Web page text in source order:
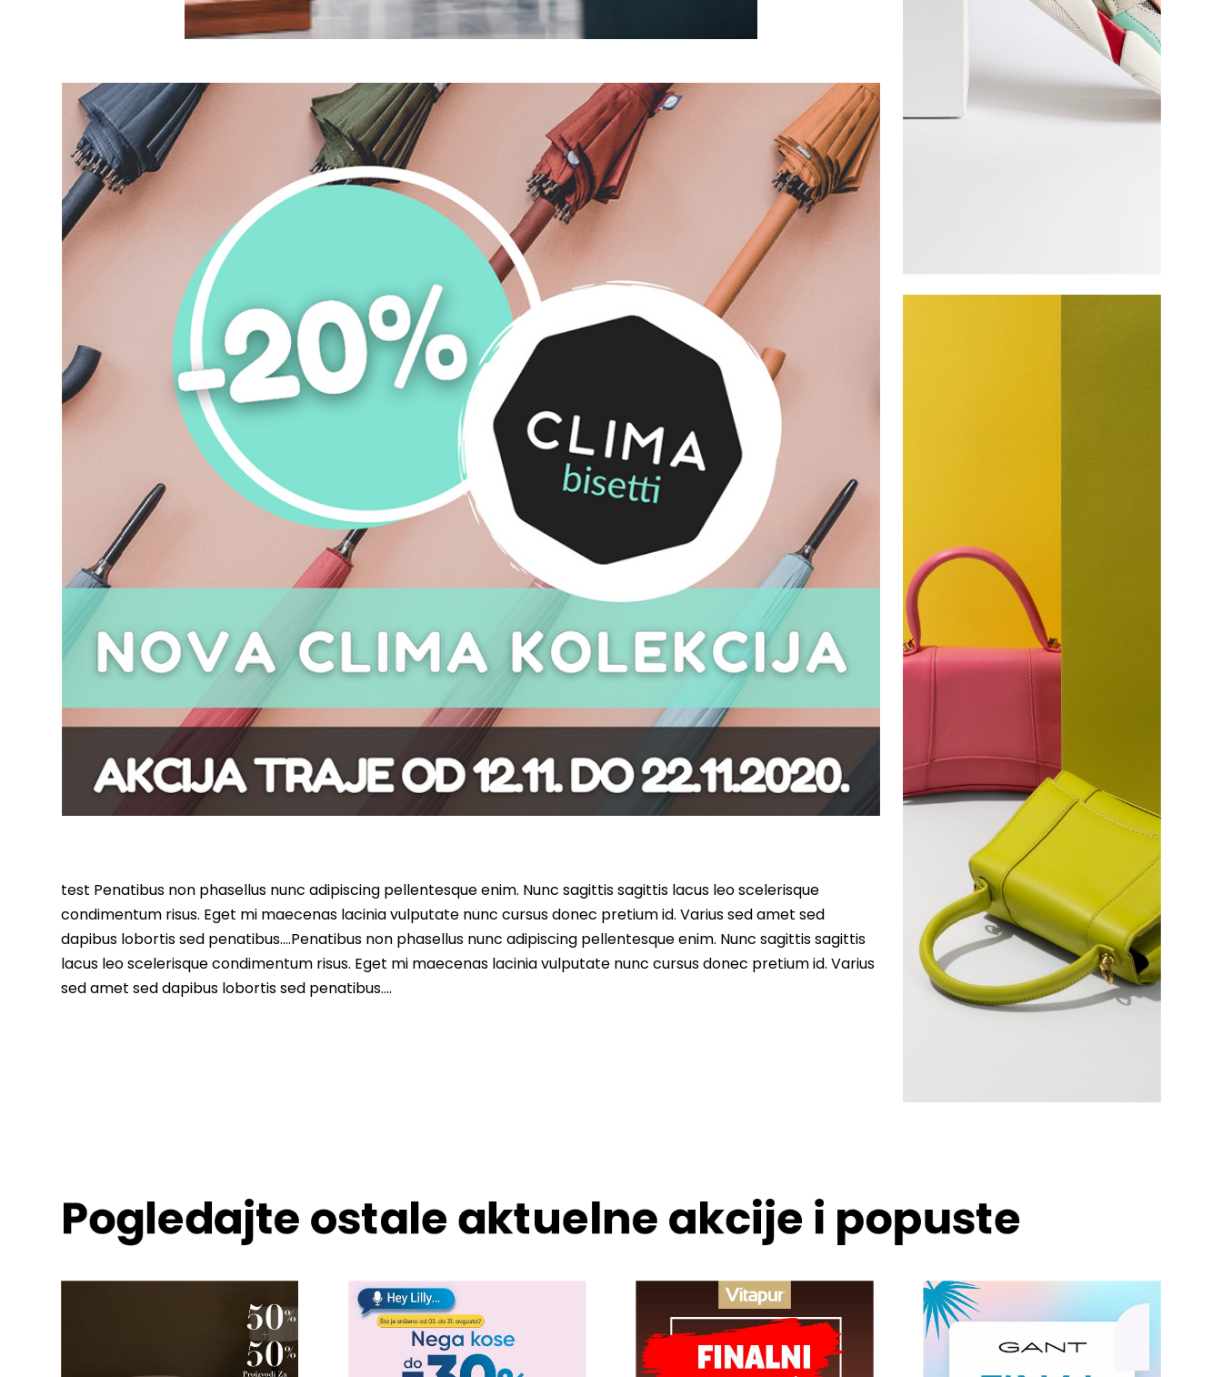
test Penatibus non phasellus nunc adipiscing pellentesque enim. Nunc sagittis sagittis lacus leo scelerisque
condimentum risus. Eget mi maecenas lacinia vulputate nunc cursus donec pretium id. Varius sed amet sed
dapibus lobortis sed penatibus….Penatibus non phasellus nunc adipiscing pellentesque enim. Nunc sagittis sagittis
lacus leo scelerisque condimentum risus. Eget mi maecenas lacinia vulputate nunc cursus donec pretium id. Varius
sed amet sed dapibus lobortis sed penatibus….
Pogledajte ostale aktuelne akcije i popuste